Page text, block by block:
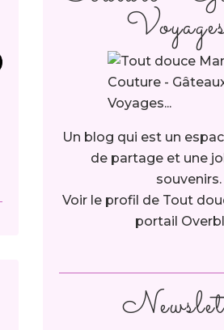
Un blog qui est un
de partage et une
souvenirs.
Voir le profil de Tout
portail